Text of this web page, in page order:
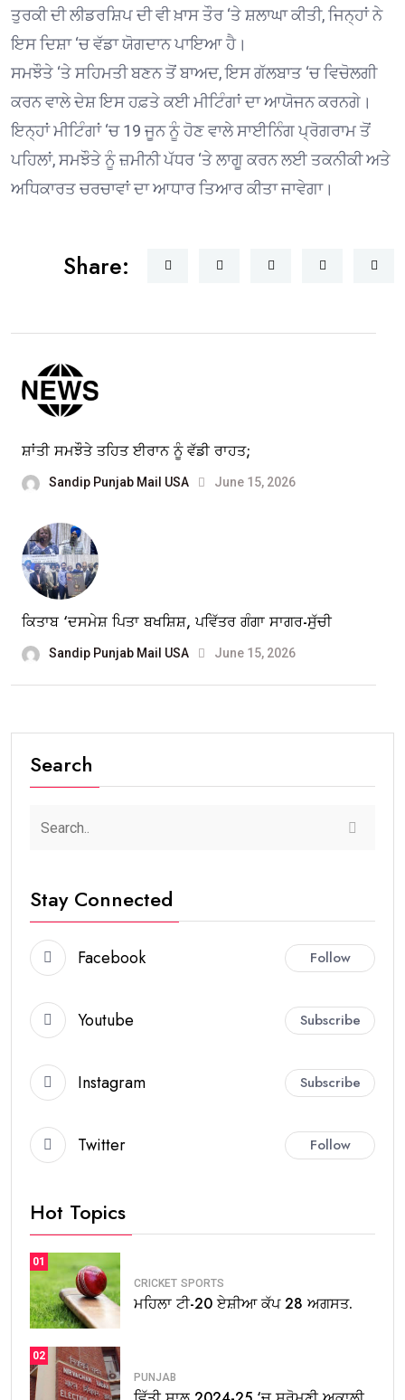
ਤੁਰਕੀ ਦੀ ਲੀਡਰਸ਼ਿਪ ਦੀ ਵੀ ਖ਼ਾਸ ਤੌਰ ‘ਤੇ ਸ਼ਲਾਘਾ ਕੀਤੀ, ਜਿਨ੍ਹਾਂ ਨੇ
ਇਸ ਦਿਸ਼ਾ ‘ਚ ਵੱਡਾ ਯੋਗਦਾਨ ਪਾਇਆ ਹੈ।
ਸਮਝੌਤੇ ‘ਤੇ ਸਹਿਮਤੀ ਬਣਨ ਤੋਂ ਬਾਅਦ, ਇਸ ਗੱਲਬਾਤ ‘ਚ ਵਿਚੋਲਗੀ
ਕਰਨ ਵਾਲੇ ਦੇਸ਼ ਇਸ ਹਫ਼ਤੇ ਕਈ ਮੀਟਿੰਗਾਂ ਦਾ ਆਯੋਜਨ ਕਰਨਗੇ।
ਇਨ੍ਹਾਂ ਮੀਟਿੰਗਾਂ ‘ਚ 19 ਜੂਨ ਨੂੰ ਹੋਣ ਵਾਲੇ ਸਾਈਨਿੰਗ ਪ੍ਰੋਗਰਾਮ ਤੋਂ
ਪਹਿਲਾਂ, ਸਮਝੌਤੇ ਨੂੰ ਜ਼ਮੀਨੀ ਪੱਧਰ ‘ਤੇ ਲਾਗੂ ਕਰਨ ਲਈ ਤਕਨੀਕੀ ਅਤੇ
ਅਧਿਕਾਰਤ ਚਰਚਾਵਾਂ ਦਾ ਆਧਾਰ ਤਿਆਰ ਕੀਤਾ ਜਾਵੇਗਾ।
Share:
ਸ਼ਾਂਤੀ ਸਮਝੌਤੇ ਤਹਿਤ ਈਰਾਨ ਨੂੰ ਵੱਡੀ ਰਾਹਤ;
Sandip Punjab Mail USA June 15, 2026
ਕਿਤਾਬ ‘ਦਸਮੇਸ਼ ਪਿਤਾ ਬਖਸ਼ਿਸ਼, ਪਵਿੱਤਰ ਗੰਗਾ ਸਾਗਰ-ਸੁੱਚੀ
Sandip Punjab Mail USA June 15, 2026
Search
Stay Connected
Facebook Follow
Youtube Subscribe
Instagram Subscribe
Twitter Follow
Hot Topics
01
CRICKET SPORTS
ਮਹਿਲਾ ਟੀ-20 ਏਸ਼ੀਆ ਕੱਪ 28 ਅਗਸਤ.
02
PUNJAB